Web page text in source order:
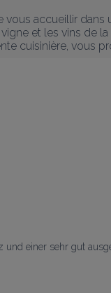
vous accueillir
et les vins de
cuisinière, vous
und einer sehr gut